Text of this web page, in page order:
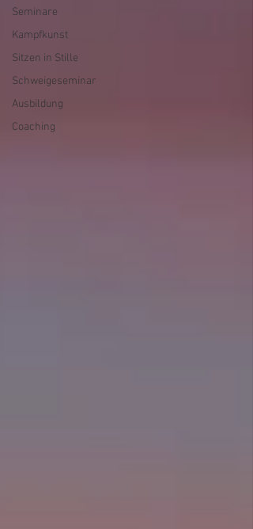
Seminare
Kampfkunst
Sitzen in Stille
Schweigeseminar
Ausbildung
Coaching